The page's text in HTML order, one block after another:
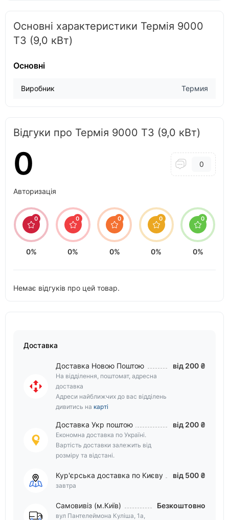
Основні характеристики Термія 9000
Т3 (9,0 кВт)
Основні
Виробник Термия
Відгуки про Термія 9000 Т3 (9,0 кВт)
0 0
Авторизація
0
0%
0
0%
0
0%
0
0%
0
0%
Немає відгуків про цей товар.
Доставка
Доставка Новою Поштою
На відділення, поштомат, адресна
доставка
Адреси найближчих до вас відділень
дивитись на карті
від 200 ₴
Доставка Укр поштою
Економна доставка по Україні.
Вартість доставки залежить від
розміру та відстані.
від 200 ₴
Кур'єрська доставка по Києву
завтра
від 500 ₴
Самовивіз (м.Київ)
вул Пантелеймона Куліша, 1а,
Безкоштовно